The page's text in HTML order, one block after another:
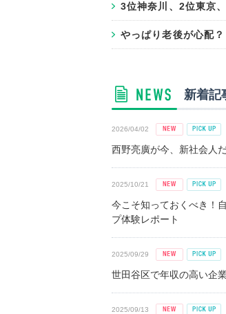
3位神奈川、2位東京
やっぱり老後が心配
新着記
2026/04/02
西野亮廣が今、新社会人
2025/10/21
今こそ知っておくべき！
プ体験レポート
2025/09/29
世田谷区で年収の高い企
2025/09/13